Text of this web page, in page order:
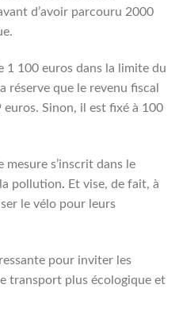
d’avoir parcouru 2000
1 100 euros dans la limite du
réserve que le revenu fiscal
Sinon, il est fixé à 100
mesure s’inscrit dans le
pollution. Et vise, de fait, à
le vélo pour leurs
pour inviter les
transport plus écologique et